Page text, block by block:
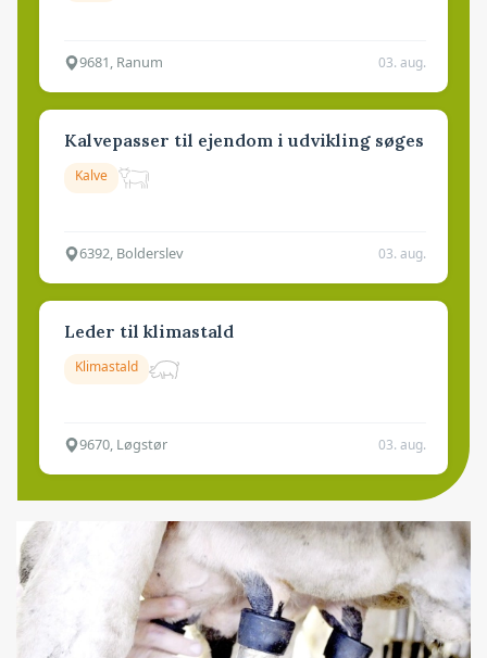
9681, Ranum 03. aug.
Kalvepasser til ejendom i udvikling søges
Kalve
6392, Bolderslev 03. aug.
Leder til klimastald
Klimastald
9670, Løgstør 03. aug.